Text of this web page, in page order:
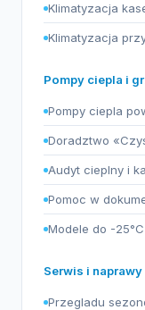
Klimatyzacja
Klimatyzacja
Pompy ciepla i
Pompy ciepla
Doradztwo
Audyt cieplny i
Pomoc w
Modele do -
Serwis i naprawy
Przegladu